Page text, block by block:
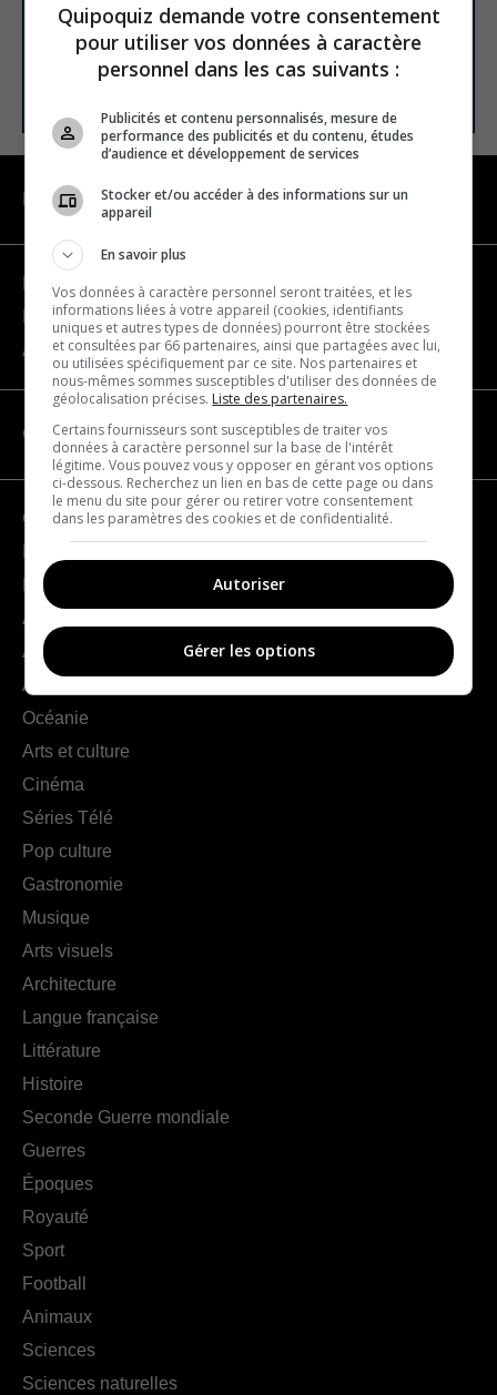
S’INSCRIRE
NAVIGATION
Devenir partenaire
Nous joindre
À propos
CATÉGORIES
Géographie
Europe
Amériques
Asie
Afrique
Océanie
Arts et culture
Cinéma
Séries Télé
Pop culture
Gastronomie
Musique
Arts visuels
Architecture
Langue française
Littérature
Histoire
Seconde Guerre mondiale
Guerres
Époques
Royauté
Sport
Football
Animaux
Sciences
Sciences naturelles
Quipoquiz demande votre consentement
pour utiliser vos données à caractère
personnel dans les cas suivants :
Publicités et contenu personnalisés, mesure de
performance des publicités et du contenu, études
d’audience et développement de services
Stocker et/ou accéder à des informations sur un
appareil
En savoir plus
Vos données à caractère personnel seront traitées, et les
informations liées à votre appareil (cookies, identifiants
uniques et autres types de données) pourront être stockées
et consultées par 66 partenaires, ainsi que partagées avec lui,
ou utilisées spécifiquement par ce site. Nos partenaires et
nous-mêmes sommes susceptibles d'utiliser des données de
géolocalisation précises. Liste des partenaires.
Certains fournisseurs sont susceptibles de traiter vos
données à caractère personnel sur la base de l'intérêt
légitime. Vous pouvez vous y opposer en gérant vos options
ci-dessous. Recherchez un lien en bas de cette page ou dans
le menu du site pour gérer ou retirer votre consentement
dans les paramètres des cookies et de confidentialité.
Autoriser
Gérer les options